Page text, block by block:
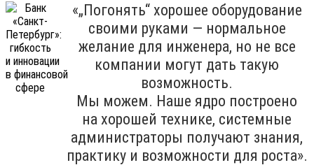
«„Погонять“ хорошее оборудование
своими руками — нормальное
желание для инженера, но не все
компании могут дать такую
возможность.
Мы можем. Наше ядро построено
на хорошей технике, системные
администраторы получают знания,
практику и возможности для роста».